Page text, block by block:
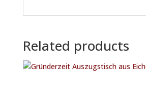
Related products